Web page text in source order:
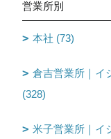
営業所別
本社 (73)
倉吉営業所｜イ
(328)
米子営業所｜イ